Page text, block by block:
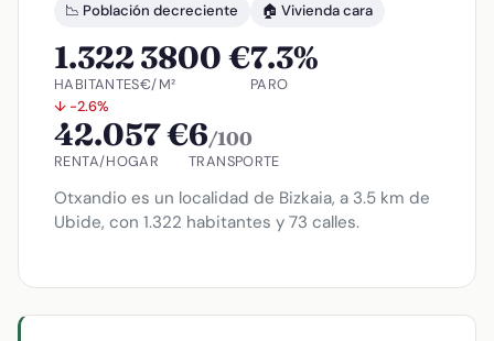
📉 Población decreciente
🏠 Vivienda cara
1.322
HABITANTES
↓ -2.6%
3800 €
€/M²
7.3%
PARO
42.057 €
RENTA/HOGAR
6/100
TRANSPORTE
Otxandio es un localidad de Bizkaia, a 3.5 km de
Ubide, con 1.322 habitantes y 73 calles.